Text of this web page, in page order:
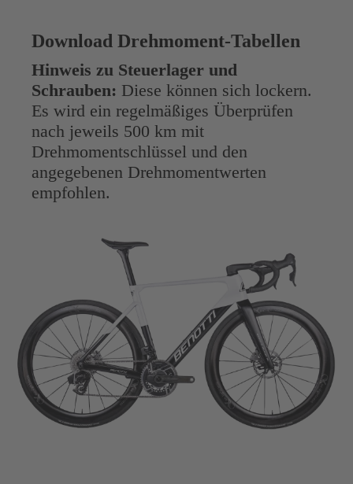
Download Drehmoment-Tabellen
Hinweis zu Steuerlager und
Schrauben: Diese können sich lockern.
Es wird ein regelmäßiges Überprüfen
nach jeweils 500 km mit
Drehmomentschlüssel und den
angegebenen Drehmomentwerten
empfohlen.